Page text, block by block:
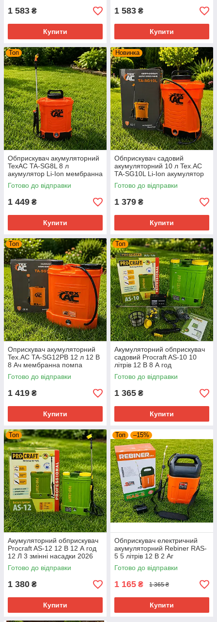
1 583 ₴
Купити
1 583 ₴
Купити
Топ
Обприскувач акумуляторний
TexAC TA-SG8L 8 л
акумулятор Li-Ion мембранна
помпа
Готово до відправки
1 449 ₴
Купити
Новинка
Обприскувач садовий
акумуляторний 10 л Tex.AC
TA-SG10L Li-Ion акумулятор
телескопічна штанга 45–85
см
Готово до відправки
1 379 ₴
Купити
Топ
Оприскувач акумуляторний
Tex.AC TA-SG12PB 12 л 12 В
8 Ач мембранна помпа
Готово до відправки
1 419 ₴
Купити
Топ
Акумуляторний обприскувач
садовий Procraft AS-10 10
літрів 12 В 8 А год
Готово до відправки
1 365 ₴
Купити
Топ
Акумуляторний обприскувач
Procraft AS-12 12 В 12 А год
12 Л 3 змінні насадки 2026
Готово до відправки
1 380 ₴
Купити
Топ –15%
Обприскувач електричний
акумуляторний Rebiner RAS-
5 5 літрів 12 В 2 Аг
Готово до відправки
1 165 ₴ 1 365 ₴
Купити